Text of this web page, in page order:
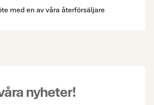
med en av våra återförsäljare
nyheter!